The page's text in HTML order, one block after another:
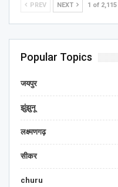
PREV NEXT 1 of 2,115
Popular Topics
जयपुर
झुंझुनू
लक्ष्मणगढ़
सीकर
churu